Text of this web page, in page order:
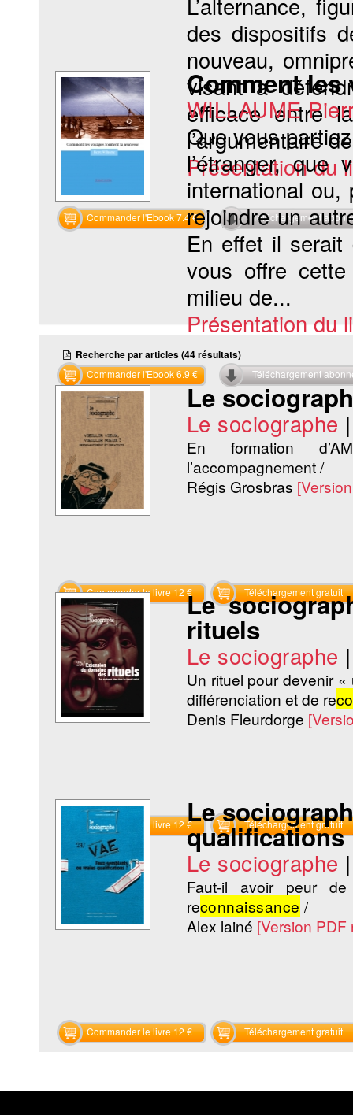
des dispositifs
nouveau,
visant à
efficace entre
l’argumentaire
Présentation du
Commander l'Ebook 7.4 € Téléchargement
Comment les
WILLAUME
Que vous
l’étranger, que
international
rejoindre un
En effet il
vous offre
milieu de...
Présentation du
Commander l'Ebook 6.9 € Téléchargement
Recherche par articles (44 résultats)
Le
Le sociographe
En formation
l’accompagnement /
Régis Grosbras
Commander le livre 12 € Téléchargement gratuit
Le
rituels
Le sociographe
Un rituel pour devenir «
différenciation et de re
Denis Fleurdorge
Commander le livre 12 € Téléchargement gratuit
Le
qualifications
Le sociographe
Faut-il avoir peur
reconnaissance /
Alex lainé [Version
Commander le livre 12 € Téléchargement gratuit